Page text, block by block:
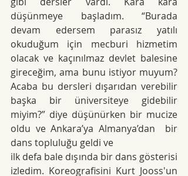
düşünmeye başladım. “Burada
devam edersem parasız yatılı
okuduğum için mecburi hizmetim
olacak ve kaçınılmaz devlet balesine
gireceğim, ama bunu istiyor muyum?
Acaba bu dersleri dışarıdan verebilir
başka bir üniversiteye gidebilir
miyim?” diye düşünürken bir mucize
oldu ve Ankara’ya Almanya’dan  bir
dans topluluğu geldi ve
ilk defa bale dışında bir dans gösterisi
izledim. Koreografisini Kurt Jooss'un